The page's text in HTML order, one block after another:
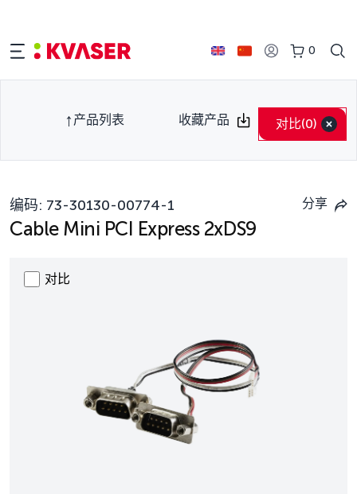
0
产品列表 收藏产品 对比(0)
编码: 73-30130-00774-1 分享
Cable Mini PCI Express 2xDS9
对比